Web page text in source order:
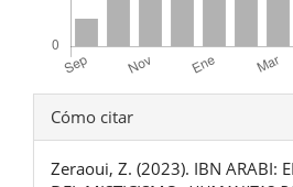
Detalles
del
Cómo citar
Zeraoui, Z. (2023). IBN ARABI: